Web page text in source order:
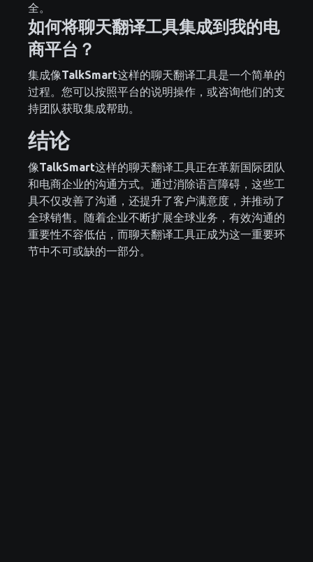
全。
如何将聊天翻译工具集成到我的电
商平台？
集成像TalkSmart这样的聊天翻译工具是一个简单的
过程。您可以按照平台的说明操作，或咨询他们的支
持团队获取集成帮助。
结论
像TalkSmart这样的聊天翻译工具正在革新国际团队
和电商企业的沟通方式。通过消除语言障碍，这些工
具不仅改善了沟通，还提升了客户满意度，并推动了
全球销售。随着企业不断扩展全球业务，有效沟通的
重要性不容低估，而聊天翻译工具正成为这一重要环
节中不可或缺的一部分。